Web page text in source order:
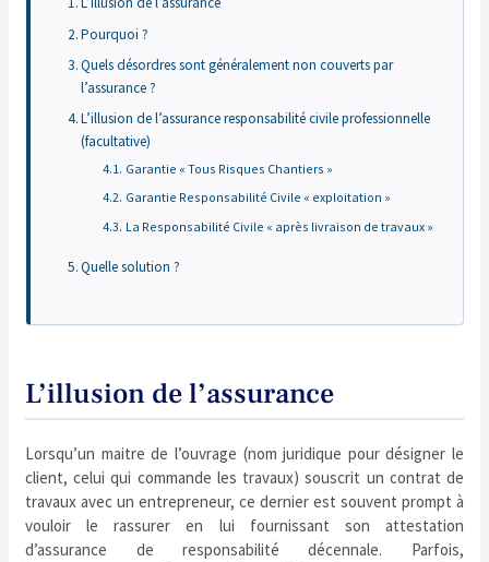
Pourquoi ?
Quels désordres sont généralement non couverts par
l’assurance ?
L’illusion de l’assurance responsabilité civile professionnelle
(facultative)
Garantie « Tous Risques Chantiers »
Garantie Responsabilité Civile « exploitation »
La Responsabilité Civile « après livraison de travaux »
Quelle solution ?
L’illusion de l’assurance
Lorsqu’un maitre de l’ouvrage (nom juridique pour désigner le
client, celui qui commande les travaux) souscrit un contrat de
travaux avec un entrepreneur, ce dernier est souvent prompt à
vouloir le rassurer en lui fournissant son attestation
d’assurance de responsabilité décennale. Parfois,